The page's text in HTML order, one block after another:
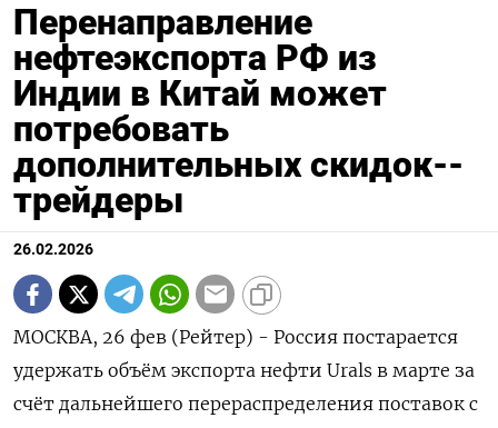
Перенаправление
нефтеэкспорта РФ из
Индии в Китай может
потребовать
дополнительных скидок--
трейдеры
26.02.2026
МОСКВА, 26 фев (Рейтер) - Россия постарается
удержать объём экспорта нефти Urals в марте за
счёт дальнейшего перераспределения поставок с